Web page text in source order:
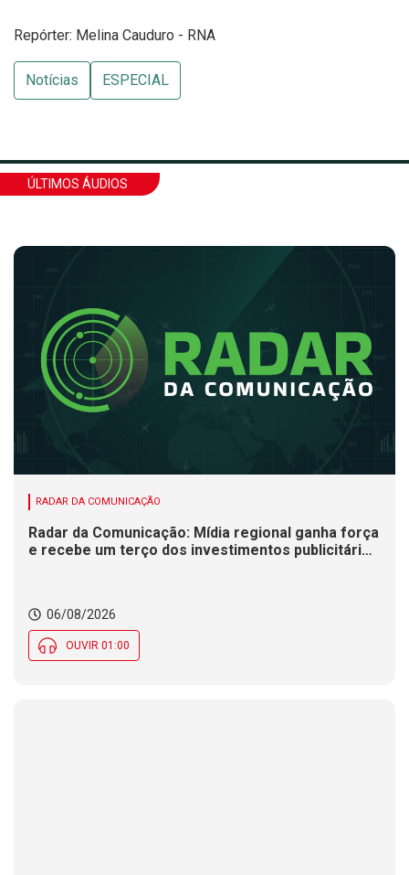
Repórter: Melina Cauduro - RNA
Notícias ESPECIAL
ÚLTIMOS ÁUDIOS
RADAR DA COMUNICAÇÃO
Radar da Comunicação: Mídia regional ganha força
e recebe um terço dos investimentos publicitários
06/08/2026
OUVIR 01:00